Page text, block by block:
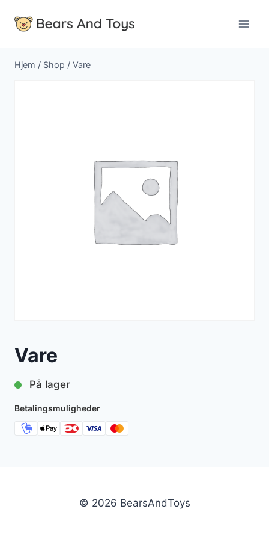
Hjem / Shop / Vare
Vare
På lager
Betalingsmuligheder
© 2026 BearsAndToys